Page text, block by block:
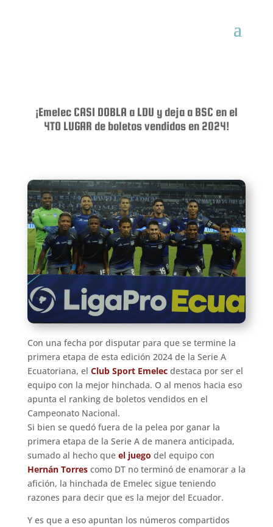
¡Emelec CASI DOBLA a LDU y deja a BSC en el
4TO LUGAR de boletos vendidos en 2024!
Con una fecha por disputar para que se termine la
primera etapa de esta edición 2024 de la Serie A
Ecuatoriana, el Club Sport Emelecdestaca por ser el
equipo con la mejor hinchada. O al menos hacia eso
apunta el ranking de boletos vendidos en el
Campeonato Nacional.
Si bien se quedó fuera de la pelea por ganar la
primera etapa de la Serie A de manera anticipada,
sumado al hecho que el juego del equipo con
Hernán Torrescomo DT no terminó de enamorar a la
afición, la hinchada de Emelec sigue teniendo
razones para decir que es la mejor del Ecuador.
Y es que a eso apuntan los números compartidos